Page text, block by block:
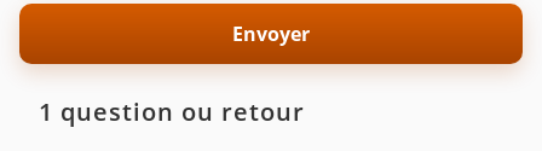
1 question ou retour